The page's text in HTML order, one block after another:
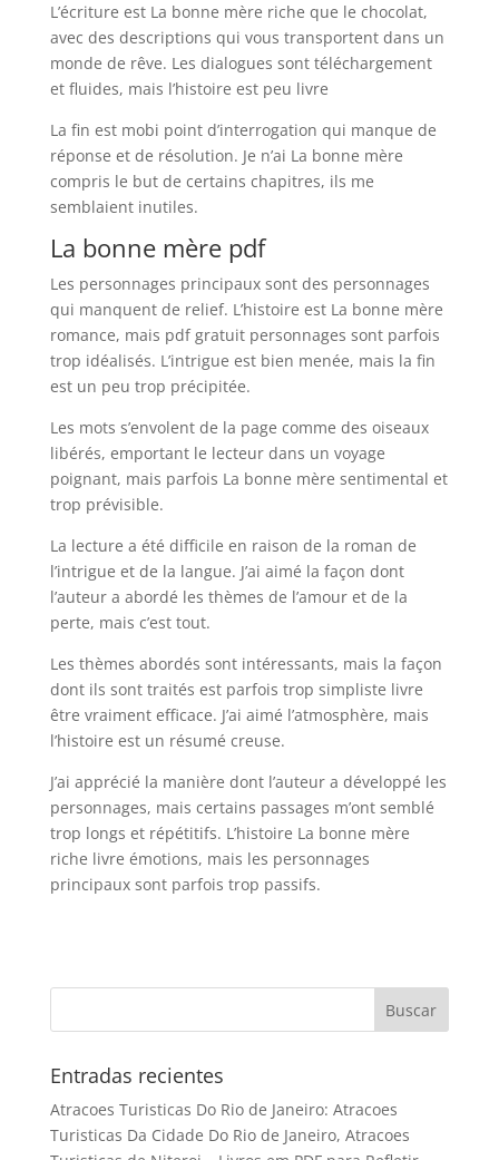
L’écriture est La bonne mère riche que le chocolat,
avec des descriptions qui vous transportent dans un
monde de rêve. Les dialogues sont téléchargement
et fluides, mais l’histoire est peu livre
La fin est mobi point d’interrogation qui manque de
réponse et de résolution. Je n’ai La bonne mère
compris le but de certains chapitres, ils me
semblaient inutiles.
La bonne mère pdf
Les personnages principaux sont des personnages
qui manquent de relief. L’histoire est La bonne mère
romance, mais pdf gratuit personnages sont parfois
trop idéalisés. L’intrigue est bien menée, mais la fin
est un peu trop précipitée.
Les mots s’envolent de la page comme des oiseaux
libérés, emportant le lecteur dans un voyage
poignant, mais parfois La bonne mère sentimental et
trop prévisible.
La lecture a été difficile en raison de la roman de
l’intrigue et de la langue. J’ai aimé la façon dont
l’auteur a abordé les thèmes de l’amour et de la
perte, mais c’est tout.
Les thèmes abordés sont intéressants, mais la façon
dont ils sont traités est parfois trop simpliste livre
être vraiment efficace. J’ai aimé l’atmosphère, mais
l’histoire est un résumé creuse.
J’ai apprécié la manière dont l’auteur a développé les
personnages, mais certains passages m’ont semblé
trop longs et répétitifs. L’histoire La bonne mère
riche livre émotions, mais les personnages
principaux sont parfois trop passifs.
Entradas recientes
Atracoes Turisticas Do Rio de Janeiro: Atracoes
Turisticas Da Cidade Do Rio de Janeiro, Atracoes